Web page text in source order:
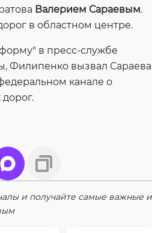
Валерием Сараевым.
в областном центре.
в пресс-службе
Филипенко вызвал Сараева
канале о
и получайте самые важные и